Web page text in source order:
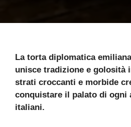
La torta diplomatica
unisce tradizione e golosità
strati croccanti e morbide
conquistare il palato di ogni
italiani.